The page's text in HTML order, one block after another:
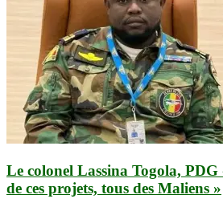
Le colonel Lassina Togola, PDG
de ces projets, tous des Maliens »